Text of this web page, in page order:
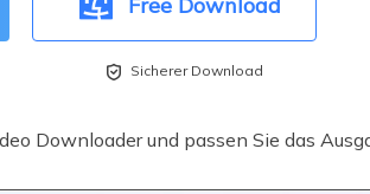
 Sicherer Download
Downloader und passen Sie das